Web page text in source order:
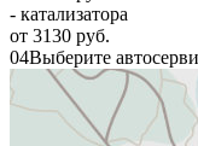
- катализатора
от 3130 руб.
04Выберите